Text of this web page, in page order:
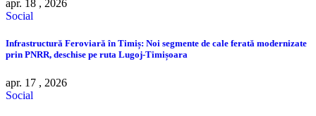
apr. 18 , 2026
Social
Infrastructură Feroviară în Timiș: Noi segmente de cale ferată modernizate
prin PNRR, deschise pe ruta Lugoj-Timișoara
apr. 17 , 2026
Social